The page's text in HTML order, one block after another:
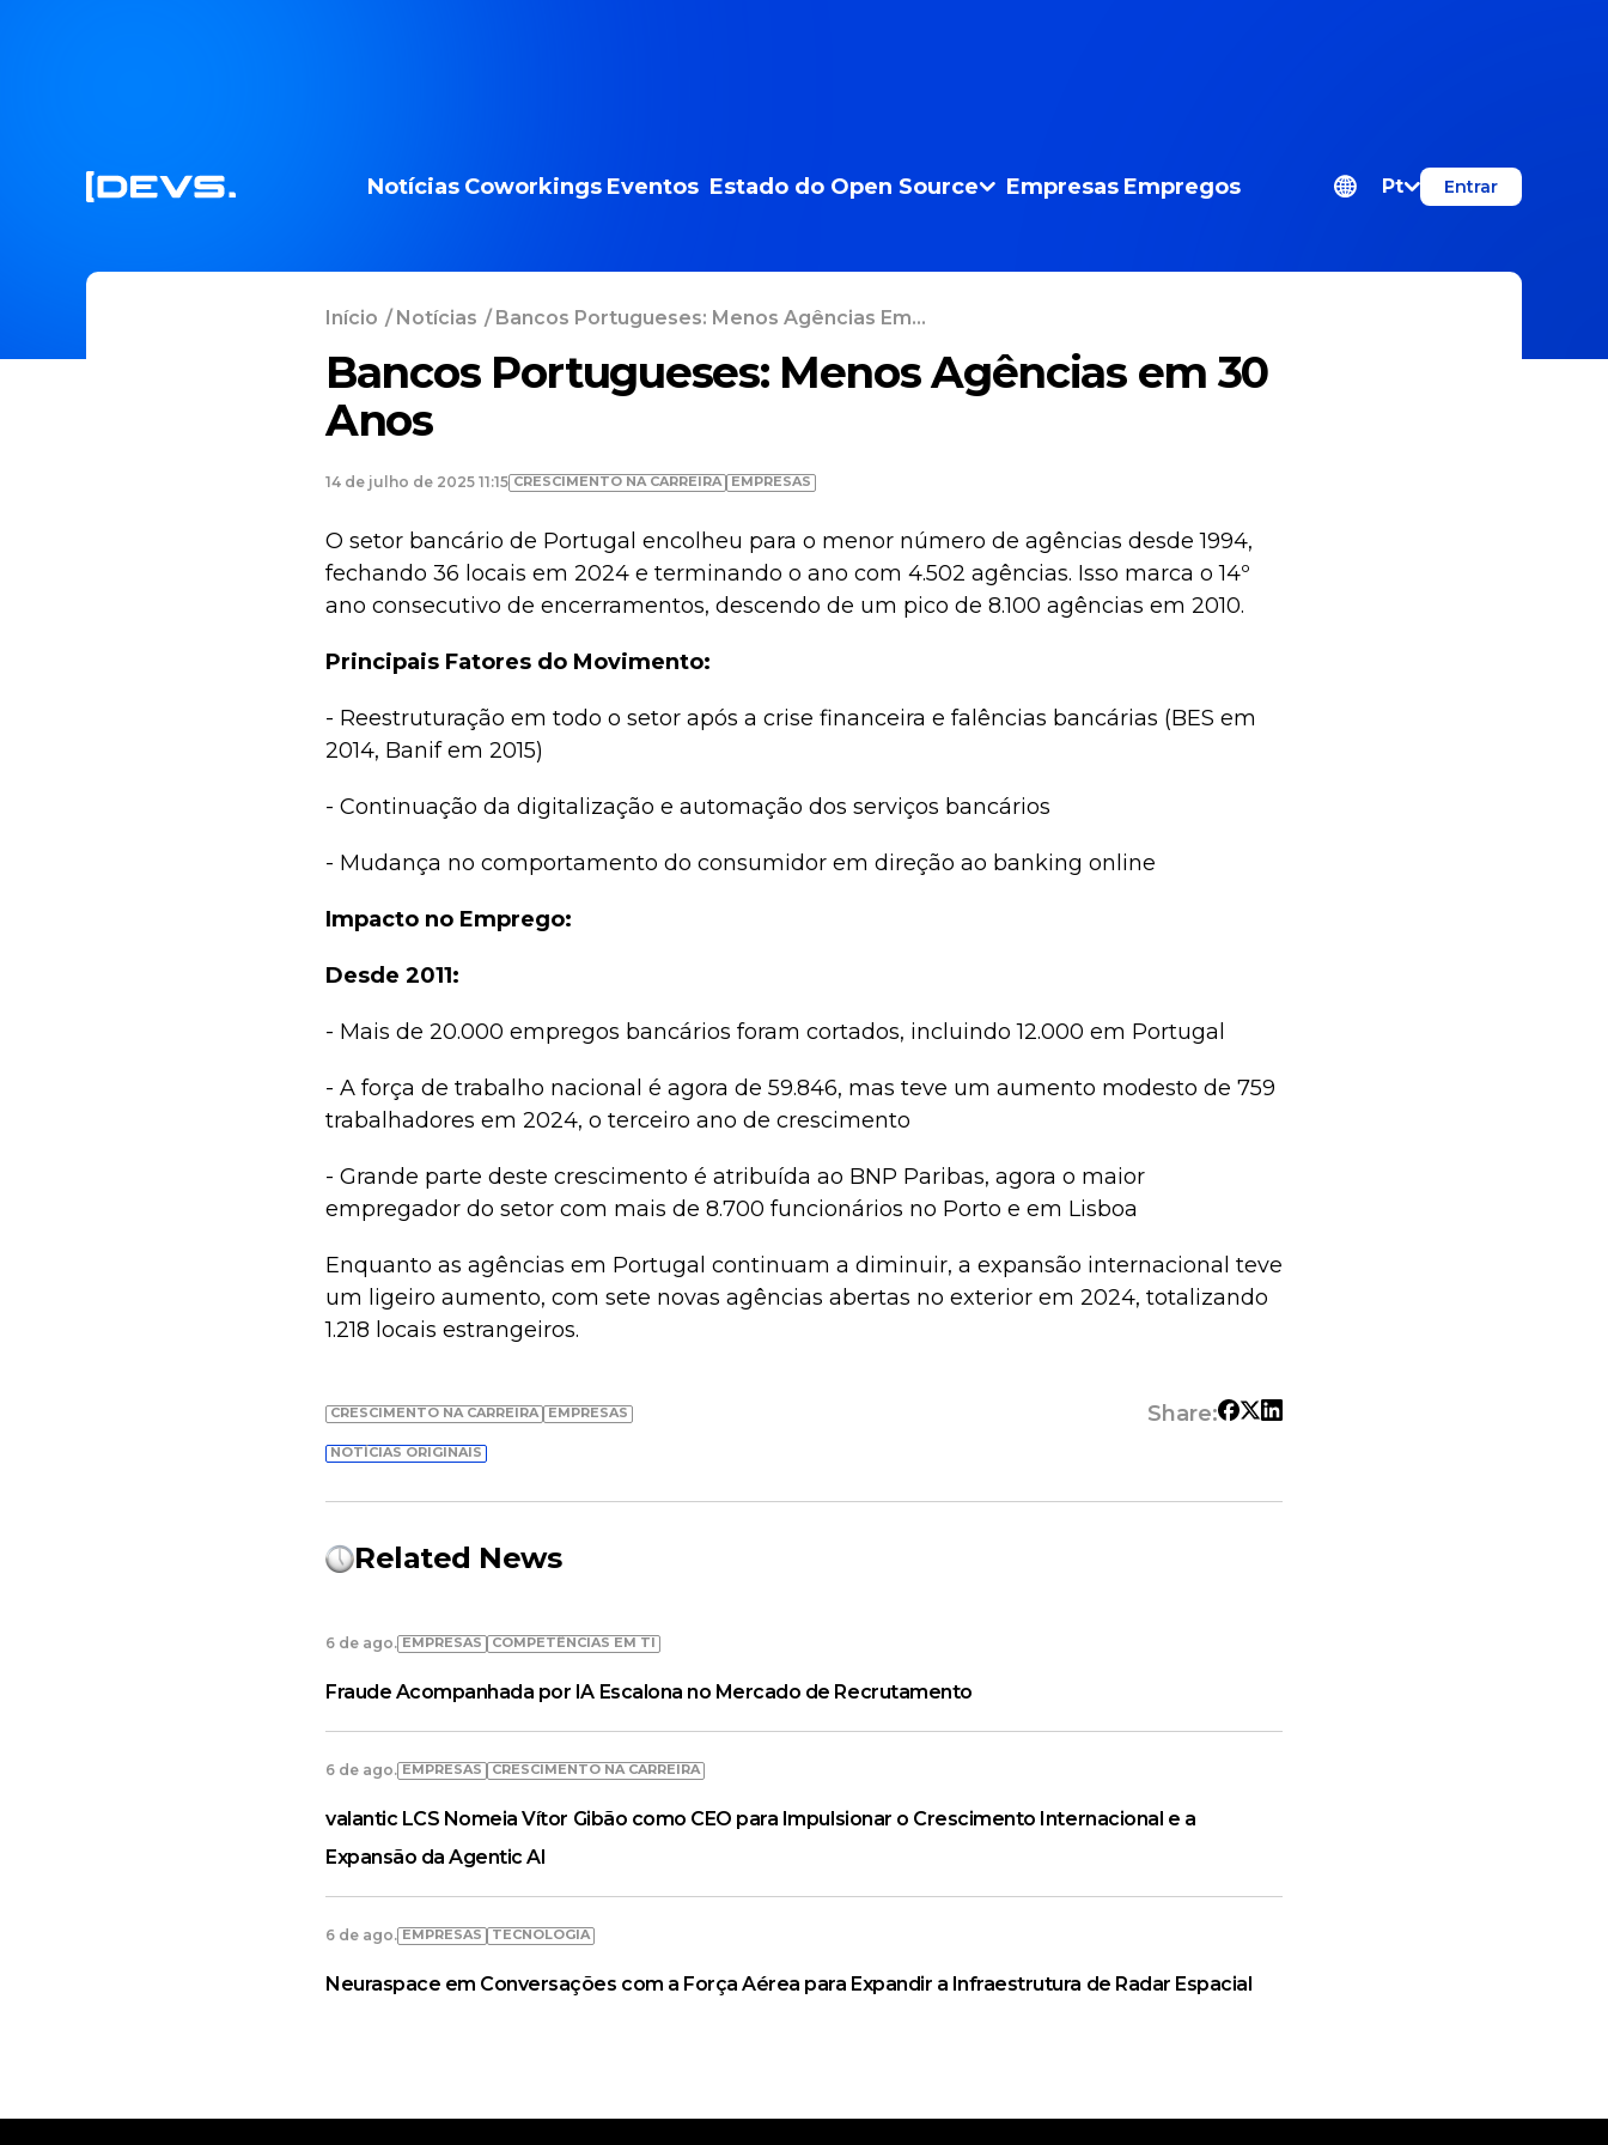
Notícias Coworkings Eventos Estado do Open Source Empresas Empregos Pt Entrar
Início /Notícias / Bancos Portugueses: Menos Agências Em...
Bancos Portugueses: Menos Agências em 30
Anos
14 de julho de 2025 11:15 CRESCIMENTO NA CARREIRA EMPRESAS
O setor bancário de Portugal encolheu para o menor número de agências desde 1994,
fechando 36 locais em 2024 e terminando o ano com 4.502 agências. Isso marca o 14º
ano consecutivo de encerramentos, descendo de um pico de 8.100 agências em 2010.
Principais Fatores do Movimento:
- Reestruturação em todo o setor após a crise financeira e falências bancárias (BES em
2014, Banif em 2015)
- Continuação da digitalização e automação dos serviços bancários
- Mudança no comportamento do consumidor em direção ao banking online
Impacto no Emprego:
Desde 2011:
- Mais de 20.000 empregos bancários foram cortados, incluindo 12.000 em Portugal
- A força de trabalho nacional é agora de 59.846, mas teve um aumento modesto de 759
trabalhadores em 2024, o terceiro ano de crescimento
- Grande parte deste crescimento é atribuída ao BNP Paribas, agora o maior
empregador do setor com mais de 8.700 funcionários no Porto e em Lisboa
Enquanto as agências em Portugal continuam a diminuir, a expansão internacional teve
um ligeiro aumento, com sete novas agências abertas no exterior em 2024, totalizando
1.218 locais estrangeiros.
CRESCIMENTO NA CARREIRA EMPRESAS Share:
NOTÍCIAS ORIGINAIS
Related News
6 de ago. EMPRESAS COMPETÊNCIAS EM TI
Fraude Acompanhada por IA Escalona no Mercado de Recrutamento
6 de ago. EMPRESAS CRESCIMENTO NA CARREIRA
valantic LCS Nomeia Vítor Gibão como CEO para Impulsionar o Crescimento Internacional e a
Expansão da Agentic AI
6 de ago. EMPRESAS TECNOLOGIA
Neuraspace em Conversações com a Força Aérea para Expandir a Infraestrutura de Radar Espacial